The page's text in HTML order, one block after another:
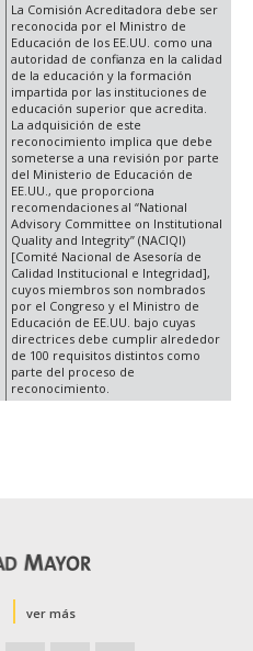
La Comisión Acreditadora debe ser
reconocida por el Ministro de
Educación de los EE.UU. como una
autoridad de confianza en la calidad
de la educación y la formación
impartida por las instituciones de
educación superior que acredita.
La adquisición de este
reconocimiento implica que debe
someterse a una revisión por parte
del Ministerio de Educación de
EE.UU., que proporciona
recomendaciones al “National
Advisory Committee on Institutional
Quality and Integrity” (NACIQI)
[Comité Nacional de Asesoría de
Calidad Institucional e Integridad],
cuyos miembros son nombrados
por el Congreso y el Ministro de
Educación de EE.UU. bajo cuyas
directrices debe cumplir alrededor
de 100 requisitos distintos como
parte del proceso de
reconocimiento.
ver más